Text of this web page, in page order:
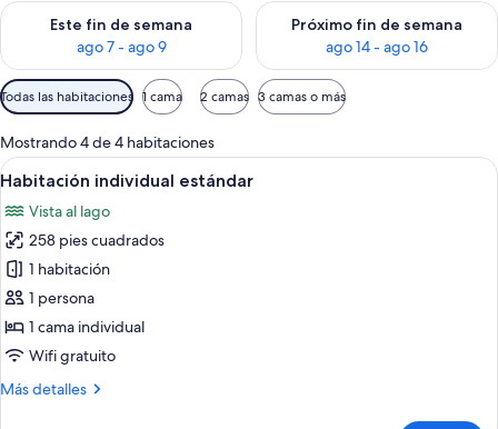
Este fin de semana
ago 7 - ago 9
Consulta la disponibilidad para este fin de semana ago 7 -
Próximo fin de semana
ago 14 - ago 16
Consulta la disponibilidad
Filtros
disponibles
para
las
habitaciones
Todas las habitaciones 1 cama 2 camas 3 camas o más
Mostrando 4 de 4 habitaciones
Abrir
todas
las
fotos
de
Habitación
individual
estándar
Habitación de hotel con una cama
12
Habitación individual estándar
Vista al lago
258 pies cuadrados
1 habitación
1 persona
1 cama individual
Wifi gratuito
Más detalles
Más